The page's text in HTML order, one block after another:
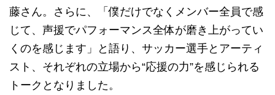
藤さん。さらに、「僕だけでなくメンバー全員で感
じて、声援でパフォーマンス全体が磨き上がってい
くのを感じます」と語り、サッカー選手とアーティ
スト、それぞれの立場から“応援の力”を感じられる
トークとなりました。